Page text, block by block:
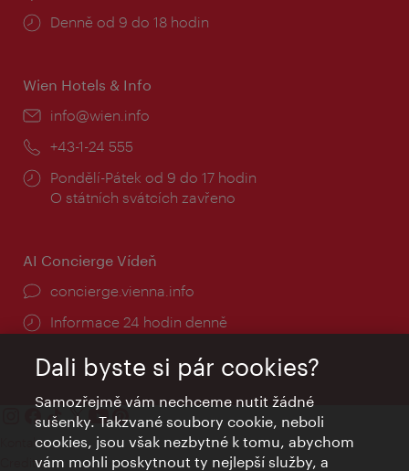
Provozní
Denně od 9 do 18 hodin
Wien Hotels & Info
E-
info@wien.info
Telefon:
+43-1-24 555
Provozní
doba:
Pondělí-Pátek od 9 do 17 hodin
O státních svátcích zavřeno
AI Concierge Vídeň
concierge.vienna.info
Informace 24 hodin denně
Kontakty
Credits
Dali byste si pár cookies?
Samozřejmě vám nechceme nutit žádné
sušenky. Takzvané soubory cookie, neboli
cookies, jsou však nezbytné k tomu, abychom
vám mohli poskytnout ty nejlepší služby, a